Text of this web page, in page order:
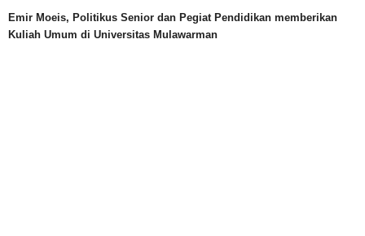
Emir Moeis, Politikus Senior dan Pegiat Pendidikan memberikan
Kuliah Umum di Universitas Mulawarman